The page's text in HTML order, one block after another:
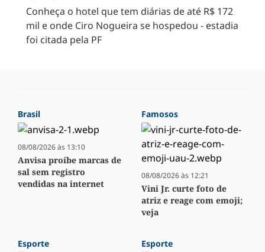
Conheça o hotel que tem diárias de até R$ 172
mil e onde Ciro Nogueira se hospedou - estadia
foi citada pela PF
Brasil
08/08/2026 às 13:10
Anvisa proíbe marcas de
sal sem registro
vendidas na internet
Famosos
08/08/2026 às 12:21
Vini Jr. curte foto de
atriz e reage com emoji;
veja
Esporte Esporte